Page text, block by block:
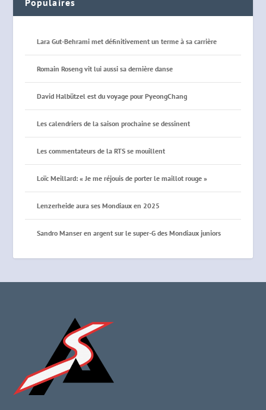
Populaires
Lara Gut-Behrami met définitivement un terme à sa carrière
Romain Roseng vit lui aussi sa dernière danse
David Halbützel est du voyage pour PyeongChang
Les calendriers de la saison prochaine se dessinent
Les commentateurs de la RTS se mouillent
Loïc Meillard: « Je me réjouis de porter le maillot rouge »
Lenzerheide aura ses Mondiaux en 2025
Sandro Manser en argent sur le super-G des Mondiaux juniors